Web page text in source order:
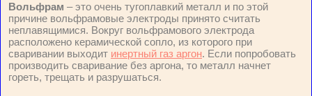
Вольфрам – это очень тугоплавкий металл и по этой
причине вольфрамовые электроды принято считать
неплавящимися. Вокруг вольфрамового электрода
расположено керамической сопло, из которого при
сваривании выходит инертный газ аргон. Если попробовать
производить сваривание без аргона, то металл начнет
гореть, трещать и разрушаться.